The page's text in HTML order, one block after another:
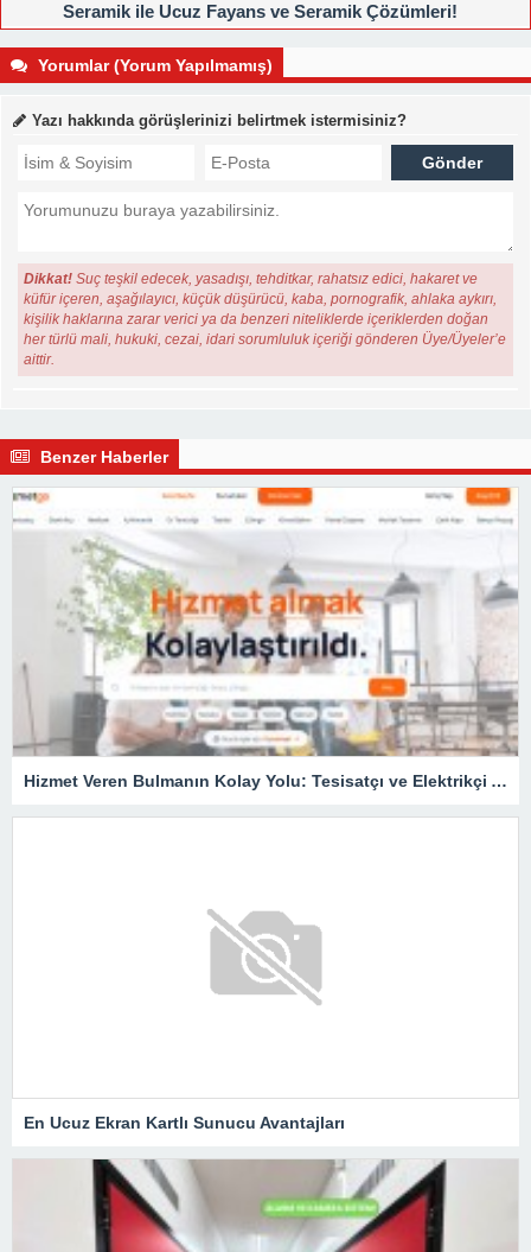
Seramik ile Ucuz Fayans ve Seramik Çözümleri!
Yorumlar (Yorum Yapılmamış)
Yazı hakkında görüşlerinizi belirtmek istermisiniz?
Dikkat! Suç teşkil edecek, yasadışı, tehditkar, rahatsız edici, hakaret ve
küfür içeren, aşağılayıcı, küçük düşürücü, kaba, pornografik, ahlaka aykırı,
kişilik haklarına zarar verici ya da benzeri niteliklerde içeriklerden doğan
her türlü mali, hukuki, cezai, idari sorumluluk içeriği gönderen Üye/Üyeler’e
aittir.
Benzer Haberler
Hizmet Veren Bulmanın Kolay Yolu: Tesisatçı ve Elektrikçi Ararken Nelere Dikkat Edilmeli?
En Ucuz Ekran Kartlı Sunucu Avantajları